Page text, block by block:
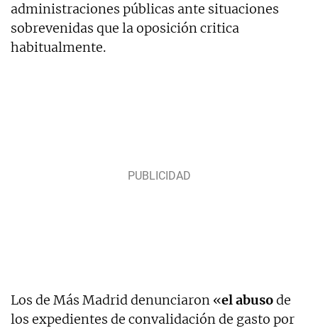
administraciones públicas ante situaciones
sobrevenidas que la oposición critica
habitualmente.
Los de Más Madrid denunciaron «el abusode
los expedientes de convalidación de gasto por